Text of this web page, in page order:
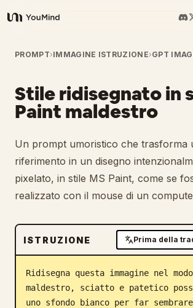
YouMind
Panoramica
Casi d'uso
Prompt
Scarica
Blog
PROMPT›IMMAGINE ISTRUZIONE›GPT
Stile ridisegnato in
Paint maldestro
Un prompt umoristico che trasforma
riferimento in un disegno
pixelato, in stile MS Paint, come se
realizzato con il mouse di un
ISTRUZIONE Prima della
Ridisegna questa immagine nel
maldestro, sciatto e patetico
uno sfondo bianco per far